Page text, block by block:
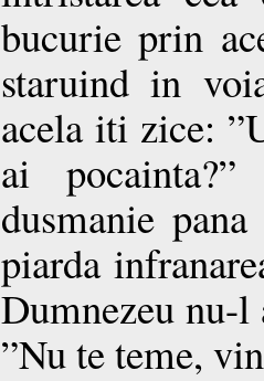
bucurie prin
staruind in
acela iti zice:
ai
dusmanie
piarda
Dumnezeu nu-
”Nu te teme,